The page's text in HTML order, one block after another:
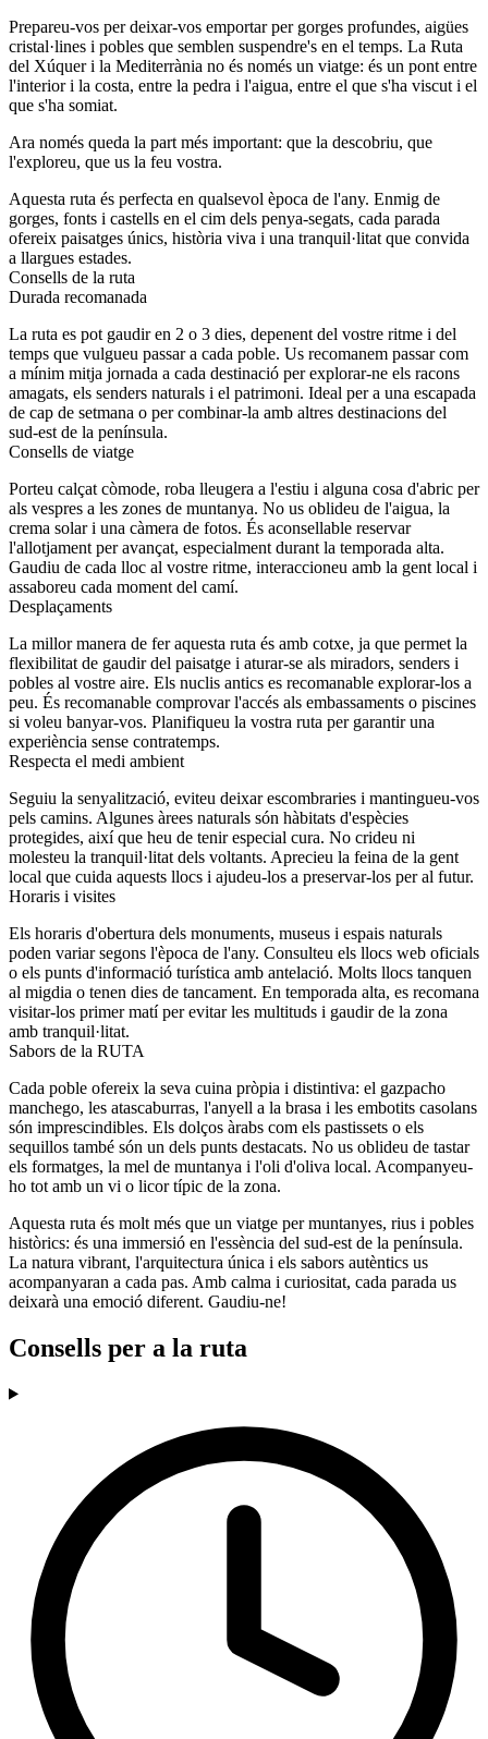
Prepareu-vos per deixar-vos emportar per gorges profundes, aigües
cristal·lines i pobles que semblen suspendre's en el temps. La Ruta
del Xúquer i la Mediterrània no és només un viatge: és un pont entre
l'interior i la costa, entre la pedra i l'aigua, entre el que s'ha viscut i el
que s'ha somiat.
Ara només queda la part més important: que la descobriu, que
l'exploreu, que us la feu vostra.
Aquesta ruta és perfecta en qualsevol època de l'any. Enmig de
gorges, fonts i castells en el cim dels penya-segats, cada parada
ofereix paisatges únics, història viva i una tranquil·litat que convida
a llargues estades.
Consells de la ruta
Durada recomanada
La ruta es pot gaudir en 2 o 3 dies, depenent del vostre ritme i del
temps que vulgueu passar a cada poble. Us recomanem passar com
a mínim mitja jornada a cada destinació per explorar-ne els racons
amagats, els senders naturals i el patrimoni. Ideal per a una escapada
de cap de setmana o per combinar-la amb altres destinacions del
sud-est de la península.
Consells de viatge
Porteu calçat còmode, roba lleugera a l'estiu i alguna cosa d'abric per
als vespres a les zones de muntanya. No us oblideu de l'aigua, la
crema solar i una càmera de fotos. És aconsellable reservar
l'allotjament per avançat, especialment durant la temporada alta.
Gaudiu de cada lloc al vostre ritme, interaccioneu amb la gent local i
assaboreu cada moment del camí.
Desplaçaments
La millor manera de fer aquesta ruta és amb cotxe, ja que permet la
flexibilitat de gaudir del paisatge i aturar-se als miradors, senders i
pobles al vostre aire. Els nuclis antics es recomanable explorar-los a
peu. És recomanable comprovar l'accés als embassaments o piscines
si voleu banyar-vos. Planifiqueu la vostra ruta per garantir una
experiència sense contratemps.
Respecta el medi ambient
Seguiu la senyalització, eviteu deixar escombraries i mantingueu-vos
pels camins. Algunes àrees naturals són hàbitats d'espècies
protegides, així que heu de tenir especial cura. No crideu ni
molesteu la tranquil·litat dels voltants. Aprecieu la feina de la gent
local que cuida aquests llocs i ajudeu-los a preservar-los per al futur.
Horaris i visites
Els horaris d'obertura dels monuments, museus i espais naturals
poden variar segons l'època de l'any. Consulteu els llocs web oficials
o els punts d'informació turística amb antelació. Molts llocs tanquen
al migdia o tenen dies de tancament. En temporada alta, es recomana
visitar-los primer matí per evitar les multituds i gaudir de la zona
amb tranquil·litat.
Sabors de la RUTA
Cada poble ofereix la seva cuina pròpia i distintiva: el gazpacho
manchego, les atascaburras, l'anyell a la brasa i les embotits casolans
són imprescindibles. Els dolços àrabs com els pastissets o els
sequillos també són un dels punts destacats. No us oblideu de tastar
els formatges, la mel de muntanya i l'oli d'oliva local. Acompanyeu-
ho tot amb un vi o licor típic de la zona.
Aquesta ruta és molt més que un viatge per muntanyes, rius i pobles
històrics: és una immersió en l'essència del sud-est de la península.
La natura vibrant, l'arquitectura única i els sabors autèntics us
acompanyaran a cada pas. Amb calma i curiositat, cada parada us
deixarà una emoció diferent. Gaudiu-ne!
Consells per a la ruta